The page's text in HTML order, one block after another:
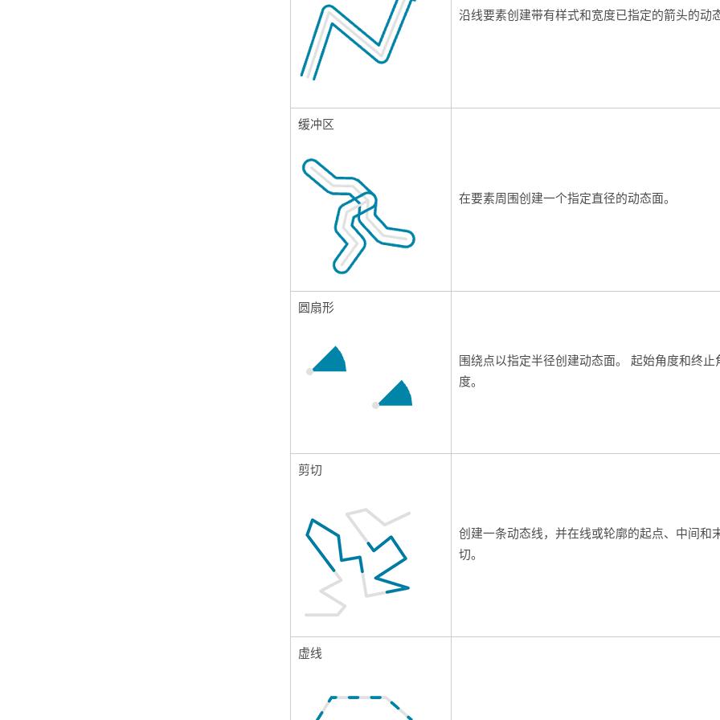
沿线要素创建带有样式和宽度已指定的箭头的动
缓冲区
在要素周围创建一个指定直径的动态面。
圆扇形
围绕点以指定半径创建动态面。 起始角度和终
度。
剪切
创建一条动态线，并在线或轮廓的起点、中间和
切。
虚线